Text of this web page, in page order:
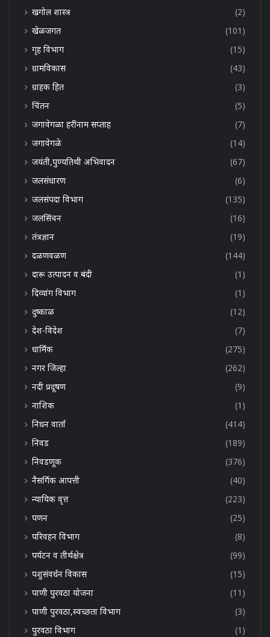
खगोल शास्त्र
(2)
खेळजगत
(101)
गृह विभाग
(15)
ग्रामविकास
(43)
ग्राहक हित
(3)
चिंतन
(5)
जगावेगळा हरींनाम सप्ताह
(7)
जगावेगळे
(14)
जयंती,पुण्यतिथी अभिवादन
(67)
जलसंधारण
(6)
जलसंपदा विभाग
(135)
जलसिंचन
(16)
तंत्रज्ञान
(19)
दळणवळण
(144)
दारू उत्पादन व बंदी
(1)
दिव्यांग विभाग
(1)
दुष्काळ
(12)
देश-विदेश
(7)
धार्मिक
(275)
नगर जिल्हा
(262)
नदी प्रदूषण
(9)
नाशिक
(1)
निधन वार्ता
(414)
निवड
(189)
निवडणूक
(376)
नैसर्गिक आपत्ती
(40)
न्यायिक वृत्त
(223)
पणन
(25)
परिवहन विभाग
(8)
पर्यटन व तीर्थक्षेत्र
(99)
पशुसंवर्धन विकास
(15)
पाणी पुरवठा योजना
(11)
पाणी पुरवठा,स्वच्छता विभाग
(3)
पुरवठा विभाग
(1)